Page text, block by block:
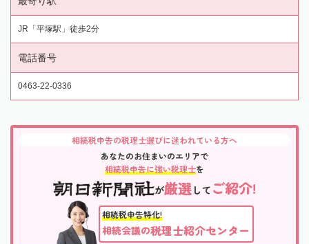
JR「平塚駅」徒歩2分
電話番号
0463-22-0336
相続税申告の税理士選びに迷われている方へ
あなたのお住まいのエリアで
相続税申告に強い税理士を
が厳選して ご紹介!
相続税申告特化!
相続会議の税理士紹介センター